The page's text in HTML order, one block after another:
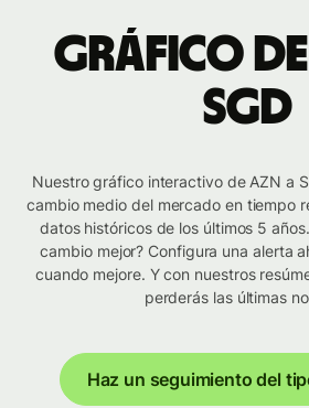
Gráfico de
SGD
Nuestro gráfico interactivo de AZN a
cambio medio del mercado en tiempo
datos históricos de los últimos 5
cambio mejor? Configura una alerta
cuando mejore. Y con nuestros
perderás las últimas
Haz un seguimiento del